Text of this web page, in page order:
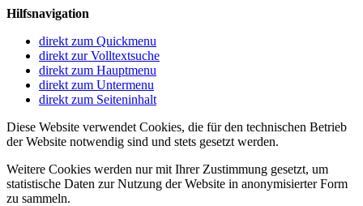
Hilfsnavigation
direkt zum Quickmenu
direkt zur Volltextsuche
direkt zum Hauptmenu
direkt zum Untermenu
direkt zum Seiteninhalt
Diese Website verwendet Cookies, die für den technischen Betrieb
der Website notwendig sind und stets gesetzt werden.
Weitere Cookies werden nur mit Ihrer Zustimmung gesetzt, um
statistische Daten zur Nutzung der Website in anonymisierter Form
zu sammeln.